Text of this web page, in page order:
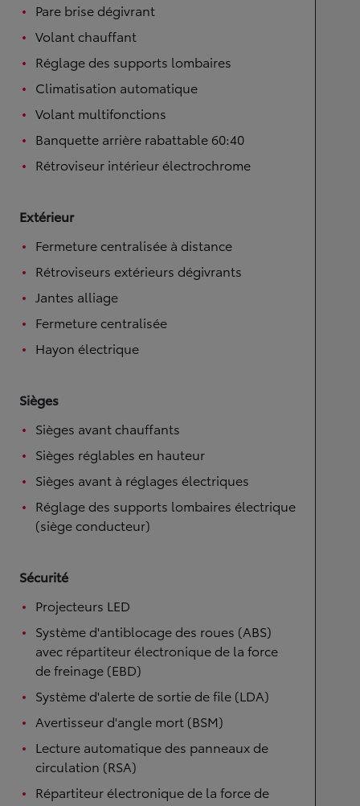
Pare brise dégivrant
Volant chauffant
Réglage des supports lombaires
Climatisation automatique
Volant multifonctions
Banquette arrière rabattable 60:40
Rétroviseur intérieur électrochrome
Extérieur
Fermeture centralisée à distance
Rétroviseurs extérieurs dégivrants
Jantes alliage
Fermeture centralisée
Hayon électrique
Sièges
Sièges avant chauffants
Sièges réglables en hauteur
Sièges avant à réglages électriques
Réglage des supports lombaires électrique
(siège conducteur)
Sécurité
Projecteurs LED
Système d'antiblocage des roues (ABS)
avec répartiteur électronique de la force
de freinage (EBD)
Système d'alerte de sortie de file (LDA)
Avertisseur d'angle mort (BSM)
Lecture automatique des panneaux de
circulation (RSA)
Répartiteur électronique de la force de